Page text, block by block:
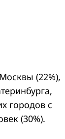
(22%),
городов с
(30%).